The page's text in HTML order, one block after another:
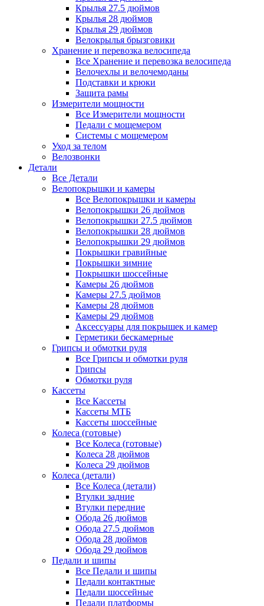
Крылья 27.5 дюймов
Крылья 28 дюймов
Крылья 29 дюймов
Велокрылья брызговики
Хранение и перевозка велосипеда
Все Хранение и перевозка велосипеда
Велочехлы и велочемоданы
Подставки и крюки
Защита рамы
Измерители мощности
Все Измерители мощности
Педали с мощемером
Системы с мощемером
Уход за телом
Велозвонки
Детали
Все Детали
Велопокрышки и камеры
Все Велопокрышки и камеры
Велопокрышки 26 дюймов
Велопокрышки 27.5 дюймов
Велопокрышки 28 дюймов
Велопокрышки 29 дюймов
Покрышки гравийные
Покрышки зимние
Покрышки шоссейные
Камеры 26 дюймов
Камеры 27.5 дюймов
Камеры 28 дюймов
Камеры 29 дюймов
Аксессуары для покрышек и камер
Герметики бескамерные
Грипсы и обмотки руля
Все Грипсы и обмотки руля
Грипсы
Обмотки руля
Кассеты
Все Кассеты
Кассеты МТБ
Кассеты шоссейные
Колеса (готовые)
Все Колеса (готовые)
Колеса 28 дюймов
Колеса 29 дюймов
Колеса (детали)
Все Колеса (детали)
Втулки задние
Втулки передние
Обода 26 дюймов
Обода 27.5 дюймов
Обода 28 дюймов
Обода 29 дюймов
Педали и шипы
Все Педали и шипы
Педали контактные
Педали шоссейные
Педали платформы